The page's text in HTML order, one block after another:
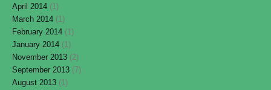
April 2014 (1)
March 2014 (1)
February 2014 (1)
January 2014 (1)
November 2013 (2)
September 2013 (7)
August 2013 (1)